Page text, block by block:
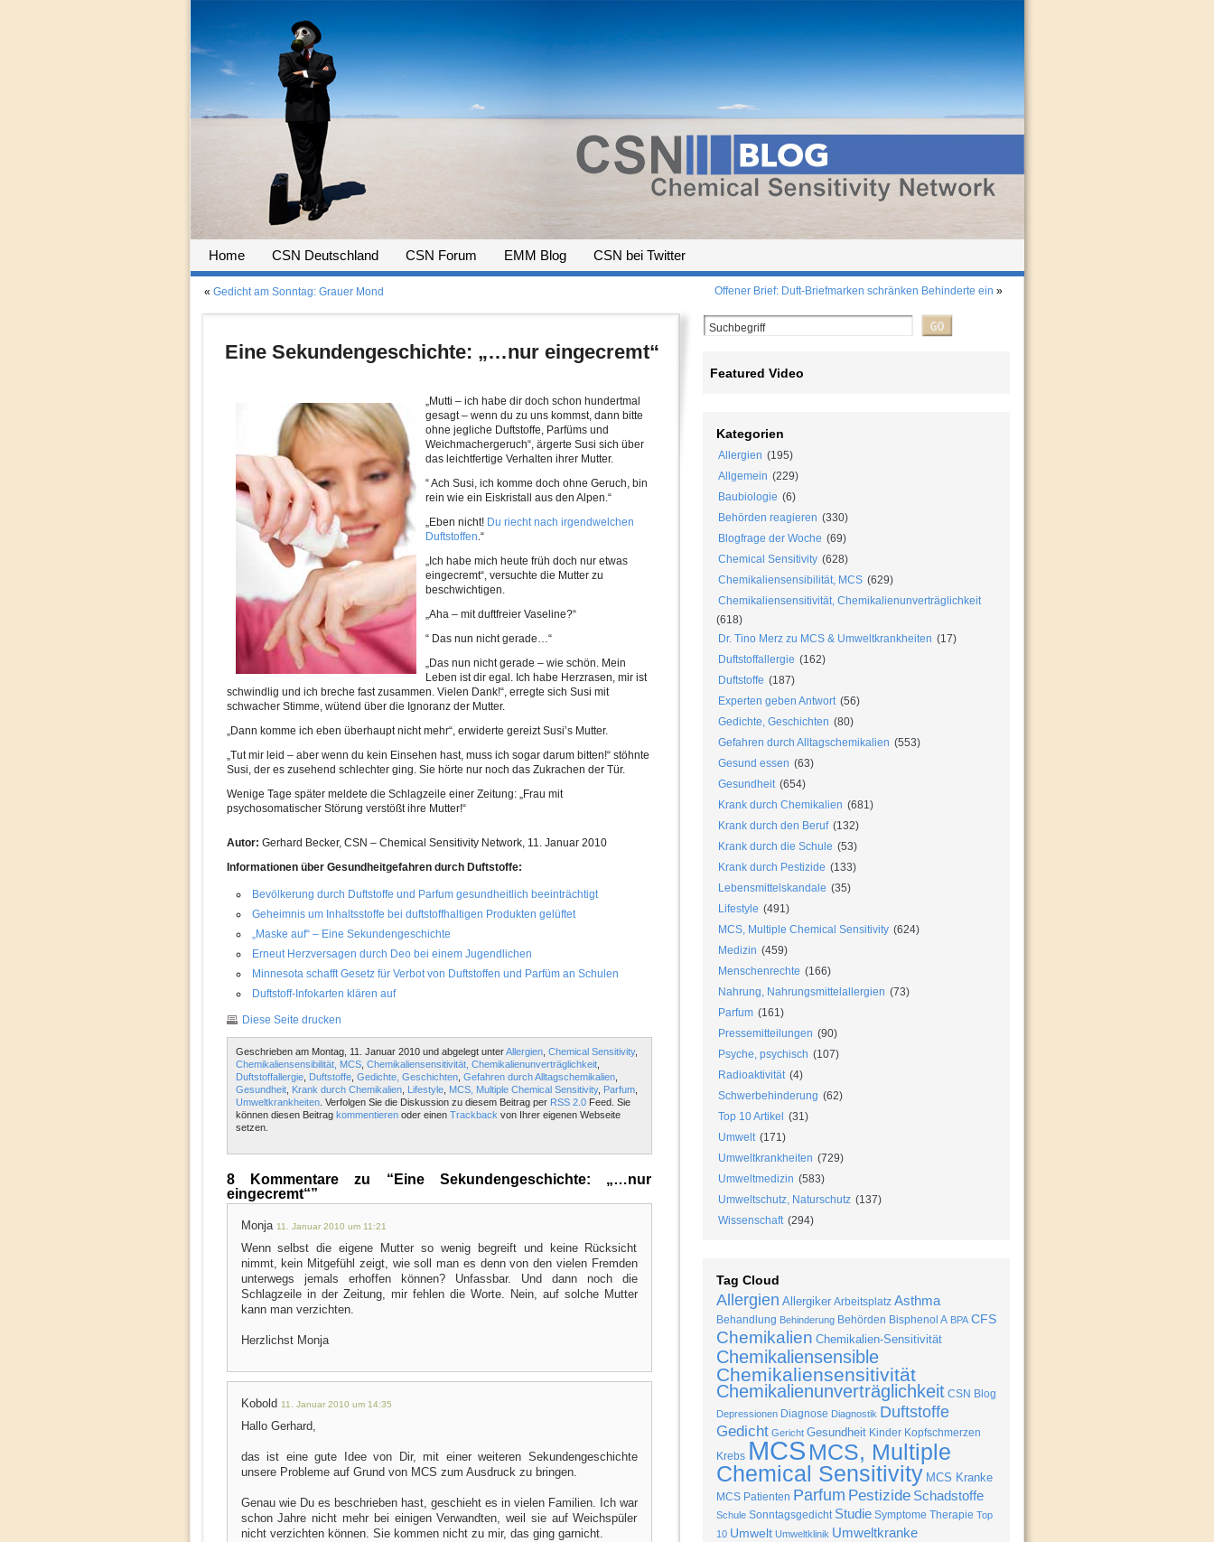
Home CSN Deutschland CSN Forum EMM Blog CSN bei Twitter
« Gedicht am Sonntag: Grauer Mond Offener Brief: Duft-Briefmarken schränken Behinderte ein »
Eine Sekundengeschichte: „…nur eingecremt“
„Mutti – ich habe dir doch schon hundertmal
gesagt – wenn du zu uns kommst, dann bitte
ohne jegliche Duftstoffe, Parfüms und
Weichmachergeruch“, ärgerte Susi sich über
das leichtfertige Verhalten ihrer Mutter.
“ Ach Susi, ich komme doch ohne Geruch, bin
rein wie ein Eiskristall aus den Alpen.“
„Eben nicht! Du riecht nach irgendwelchen
Duftstoffen.“
„Ich habe mich heute früh doch nur etwas
eingecremt“, versuchte die Mutter zu
beschwichtigen.
„Aha – mit duftfreier Vaseline?“
“ Das nun nicht gerade…“
„Das nun nicht gerade – wie schön. Mein
Leben ist dir egal. Ich habe Herzrasen, mir ist
schwindlig und ich breche fast zusammen. Vielen Dank!“, erregte sich Susi mit
schwacher Stimme, wütend über die Ignoranz der Mutter.
„Dann komme ich eben überhaupt nicht mehr“, erwiderte gereizt Susi’s Mutter.
„Tut mir leid – aber wenn du kein Einsehen hast, muss ich sogar darum bitten!“ stöhnte
Susi, der es zusehend schlechter ging. Sie hörte nur noch das Zukrachen der Tür.
Wenige Tage später meldete die Schlagzeile einer Zeitung: „Frau mit
psychosomatischer Störung verstößt ihre Mutter!“
Autor: Gerhard Becker, CSN – Chemical Sensitivity Network, 11. Januar 2010
Informationen über Gesundheitgefahren durch Duftstoffe:
Bevölkerung durch Duftstoffe und Parfum gesundheitlich beeinträchtigt
Geheimnis um Inhaltsstoffe bei duftstoffhaltigen Produkten gelüftet
„Maske auf“ – Eine Sekundengeschichte
Erneut Herzversagen durch Deo bei einem Jugendlichen
Minnesota schafft Gesetz für Verbot von Duftstoffen und Parfüm an Schulen
Duftstoff-Infokarten klären auf
Diese Seite drucken
Geschrieben am Montag, 11. Januar 2010 und abgelegt unterAllergien, Chemical Sensitivity,
Chemikaliensensibilität, MCS, Chemikaliensensitivität, Chemikalienunverträglichkeit,
Duftstoffallergie, Duftstoffe, Gedichte, Geschichten, Gefahren durch Alltagschemikalien,
Gesundheit, Krank durch Chemikalien, Lifestyle, MCS, Multiple Chemical Sensitivity, Parfum,
Umweltkrankheiten. Verfolgen Sie die Diskussion zu diesem Beitrag per RSS 2.0Feed. Sie
können diesen Beitrag kommentierenoder einen Trackback von Ihrer eigenen Webseite
setzen.
8 Kommentare zu “Eine Sekundengeschichte: „…nur
eingecremt“”
Monja 11. Januar 2010 um 11:21
Wenn selbst die eigene Mutter so wenig begreift und keine Rücksicht
nimmt, kein Mitgefühl zeigt, wie soll man es denn von den vielen Fremden
unterwegs jemals erhoffen können? Unfassbar. Und dann noch die
Schlagzeile in der Zeitung, mir fehlen die Worte. Nein, auf solche Mutter
kann man verzichten.
Herzlichst Monja
Kobold 11. Januar 2010 um 14:35
Hallo Gerhard,
das ist eine gute Idee von Dir, mit einer weiteren Sekundengeschichte
unsere Probleme auf Grund von MCS zum Ausdruck zu bringen.
Genau wie Du es beschrieben hast, geschieht es in vielen Familien. Ich war
schon Jahre nicht mehr bei einigen Verwandten, weil sie auf Weichspüler
nicht verzichten können. Sie kommen nicht zu mir, das ging garnicht.
Featured Video
Kategorien
Allergien (195)
Allgemein (229)
Baubiologie (6)
Behörden reagieren (330)
Blogfrage der Woche (69)
Chemical Sensitivity (628)
Chemikaliensensibilität, MCS (629)
Chemikaliensensitivität, Chemikalienunverträglichkeit
(618)
Dr. Tino Merz zu MCS & Umweltkrankheiten (17)
Duftstoffallergie (162)
Duftstoffe (187)
Experten geben Antwort (56)
Gedichte, Geschichten (80)
Gefahren durch Alltagschemikalien (553)
Gesund essen (63)
Gesundheit (654)
Krank durch Chemikalien (681)
Krank durch den Beruf (132)
Krank durch die Schule (53)
Krank durch Pestizide (133)
Lebensmittelskandale (35)
Lifestyle (491)
MCS, Multiple Chemical Sensitivity (624)
Medizin (459)
Menschenrechte (166)
Nahrung, Nahrungsmittelallergien (73)
Parfum (161)
Pressemitteilungen (90)
Psyche, psychisch (107)
Radioaktivität (4)
Schwerbehinderung (62)
Top 10 Artikel
(31)
Umwelt (171)
Umweltkrankheiten (729)
Umweltmedizin (583)
Umweltschutz, Naturschutz (137)
Wissenschaft (294)
Tag Cloud
Allergien Allergiker Arbeitsplatz Asthma
Behandlung Behinderung Behörden Bisphenol A BPA CFS
Chemikalien Chemikalien-Sensitivität
Chemikaliensensible
Chemikaliensensitivität
Chemikalienunverträglichkeit CSN Blog
Depressionen Diagnose Diagnostik Duftstoffe
Gedicht Gericht Gesundheit Kinder Kopfschmerzen
Krebs MCS MCS, Multiple
Chemical Sensitivity MCS Kranke
MCS Patienten Parfum Pestizide Schadstoffe
Schule Sonntagsgedicht Studie Symptome Therapie Top
10 Umwelt Umweltklinik Umweltkranke